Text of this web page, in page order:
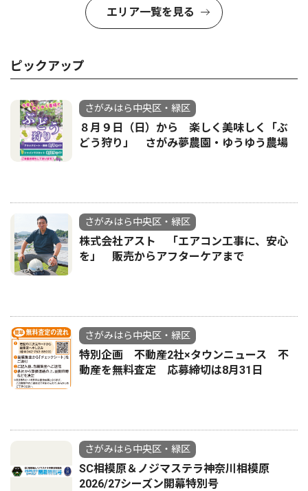
エリア一覧を見る
ピックアップ
さがみはら中央区・緑区
８月９日（日）から 楽しく美味しく「ぶ
どう狩り」 さがみ夢農園・ゆうゆう農場
さがみはら中央区・緑区
株式会社アスト 「エアコン工事に、安心
を」 販売からアフターケアまで
さがみはら中央区・緑区
特別企画 不動産2社×タウンニュース 不
動産を無料査定 応募締切は8月31日
さがみはら中央区・緑区
SC相模原＆ノジマステラ神奈川相模原
2026/27シーズン開幕特別号